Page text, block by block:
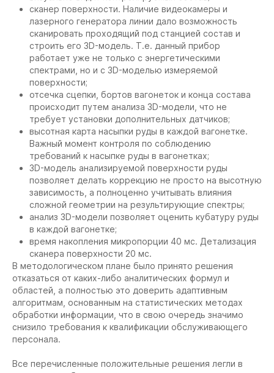
сканер поверхности. Наличие видеокамеры и
лазерного генератора линии дало возможность
сканировать проходящий под станцией состав и
строить его 3D-модель. Т.е. данный прибор
работает уже не только с энергетическими
спектрами, но и с 3D-моделью измеряемой
поверхности;
отсечка сцепки, бортов вагонеток и конца состава
происходит путем анализа 3D-модели, что не
требует установки дополнительных датчиков;
высотная карта насыпки руды в каждой вагонетке.
Важный момент контроля по соблюдению
требований к насыпке руды в вагонетках;
3D-модель анализируемой поверхности руды
позволяет делать коррекцию не просто на высотную
зависимость, а полноценно учитывать влияния
сложной геометрии на результирующие спектры;
анализ 3D-модели позволяет оценить кубатуру руды
в каждой вагонетке;
время накопления микропорции 40 мс. Детализация
сканера поверхности 20 мс.
В методологическом плане было принято решения
отказаться от каких-либо аналитических формул и
областей, а полностью это доверить адаптивным
алгоритмам, основанным на статистических методах
обработки информации, что в свою очередь значимо
снизило требования к квалификации обслуживающего
персонала.
Все перечисленные положительные решения легли в